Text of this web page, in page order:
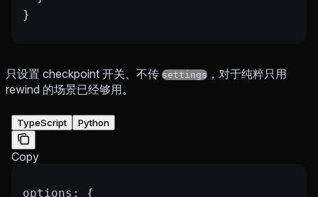
}
只设置 checkpoint 开关、不传 settings ，对于纯粹只用
rewind 的场景已经够用。
TypeScript Python
Copy
options : {